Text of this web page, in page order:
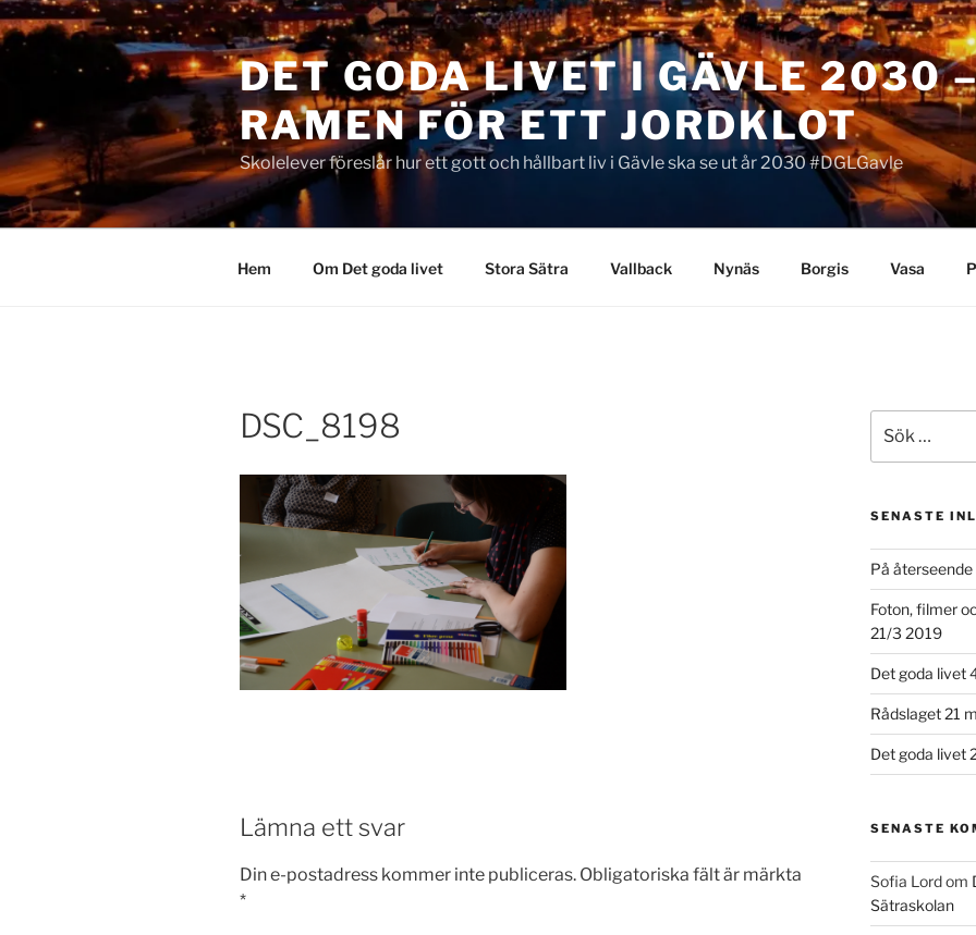
Hoppa
till
DET GODA LIVET I GÄVLE 2030
RAMEN FÖR ETT JORDKLOT
Skolelever föreslår hur ett gott och hållbart liv i Gävle ska se ut år 2030 #DGLGavle
Hem Om Det goda livet Stora Sätra Vallback Nynäs Borgis Vasa
DSC_8198
Lämna ett svar
Din e-postadress kommer inte publiceras. Obligatoriska fält är märkta
*
efter:
SENASTE
På
Foton, filmer
21/3 2019
Det goda livet
Rådslaget 21
Det goda livet
SENASTE
Sofia Lordom
Sätraskolan